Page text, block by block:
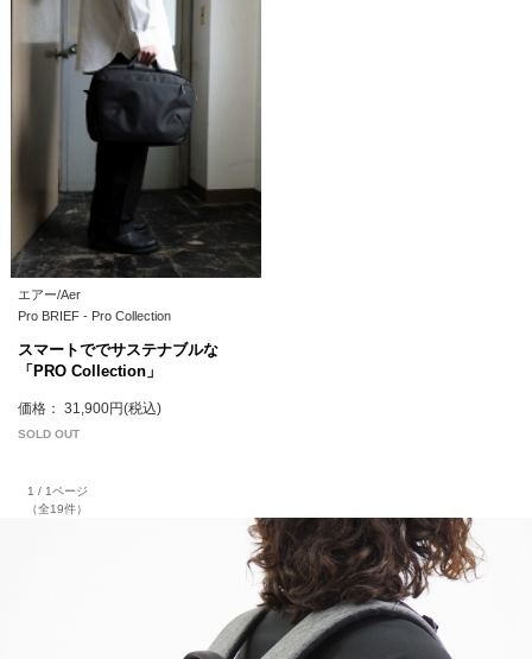
エアー/Aer
Pro BRIEF - Pro Collection
スマートででサステナブルな
「PRO Collection」
価格： 31,900円(税込)
SOLD OUT
1 / 1ページ
（全19件）